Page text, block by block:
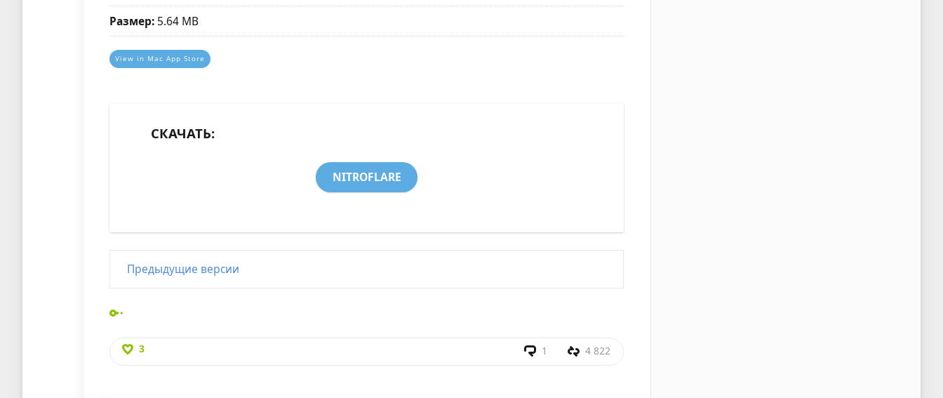
Размер: 5.64 MB
View in Mac App Store
СКАЧАТЬ:
NITROFLARE
Предыдущие версии
3 1 4 822